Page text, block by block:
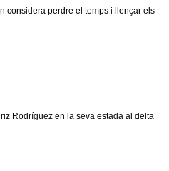
considera perdre el temps i llençar els
Rodríguez en la seva estada al delta